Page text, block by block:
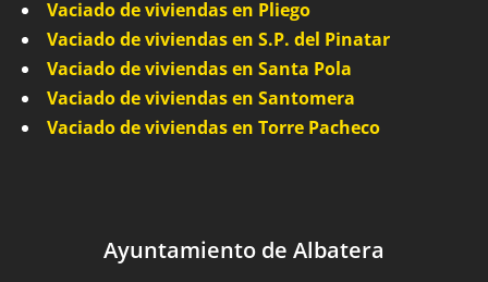
Vaciado de viviendas en Pliego
Vaciado de viviendas en S.P. del Pinatar
Vaciado de viviendas en Santa Pola
Vaciado de viviendas en Santomera
Vaciado de viviendas en Torre Pacheco
Ayuntamiento de Albatera